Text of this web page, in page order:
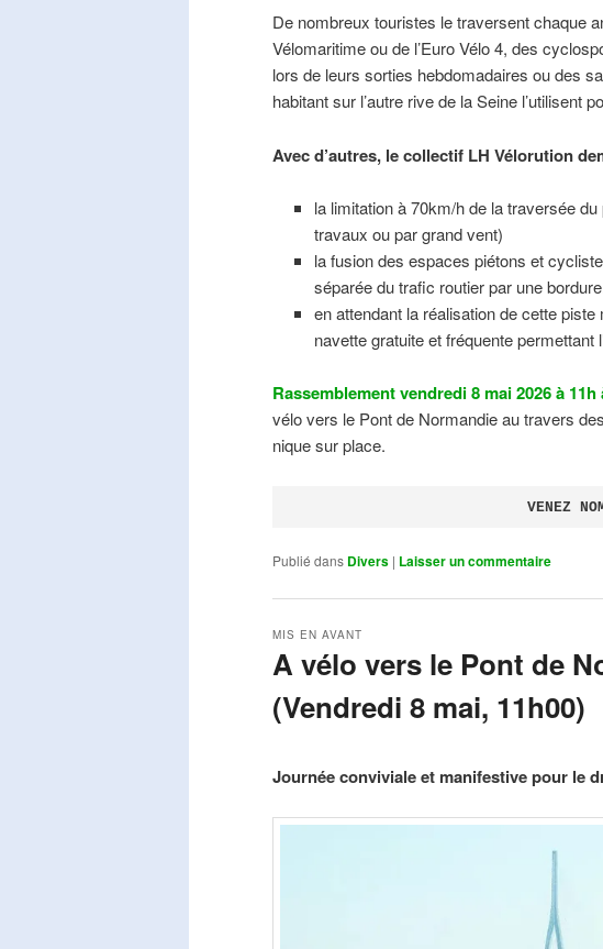
De nombreux touristes le traversent chaque
Vélomaritime ou de l’Euro Vélo 4, des
lors de leurs sorties hebdomadaires ou des
habitant sur l’autre rive de la Seine l’utilisent
Avec d’autres, le collectif LH Vélorution
la limitation à 70km/h de la traversée
travaux ou par grand vent)
la fusion des espaces piétons et
séparée du trafic routier par une
en attendant la réalisation de cette
navette gratuite et fréquente permettant
Rassemblement vendredi 8 mai 2026 à
vélo vers le Pont de Normandie au travers
nique sur place.
VENEZ
Publié dans Divers | Laisser un commentaire
A vélo vers le Pont de
(Vendredi 8 mai, 11h00)
MIS EN AVANT
Journée conviviale et manifestive pour le